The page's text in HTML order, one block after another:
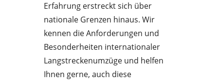
Erfahrung erstreckt sich über
nationale Grenzen hinaus. Wir
kennen die Anforderungen und
Besonderheiten internationaler
Langstreckenumzüge und helfen
Ihnen gerne, auch diese